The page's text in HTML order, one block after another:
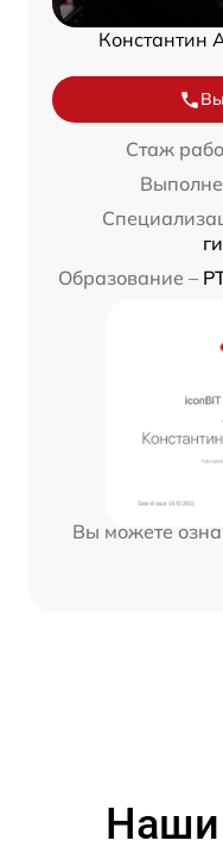
Константин
Стаж
Образование –
Вы можете
Наши